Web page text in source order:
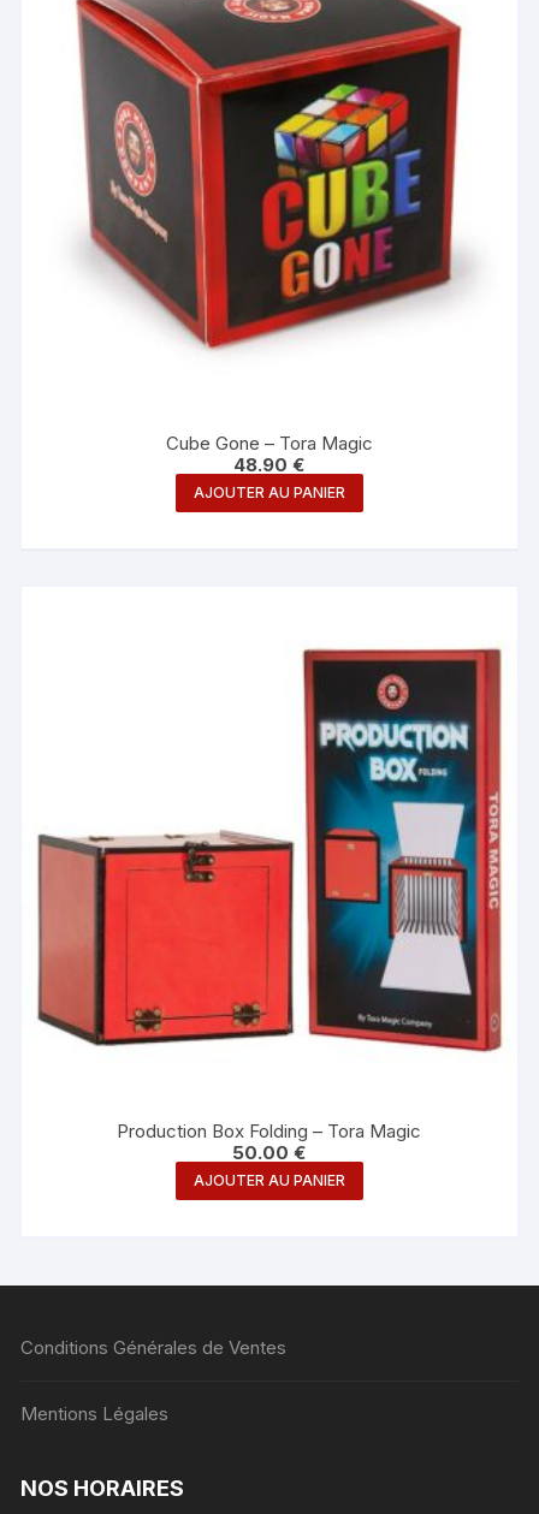
Cube Gone – Tora Magic
48.90€
AJOUTER AU PANIER
Production Box Folding – Tora Magic
50.00€
AJOUTER AU PANIER
Conditions Générales de Ventes
Mentions Légales
NOS HORAIRES